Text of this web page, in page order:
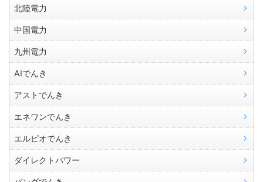
北陸電力
中国電力
九州電力
AIでんき
アストでんき
エネワンでんき
エルピオでんき
ダイレクトパワー